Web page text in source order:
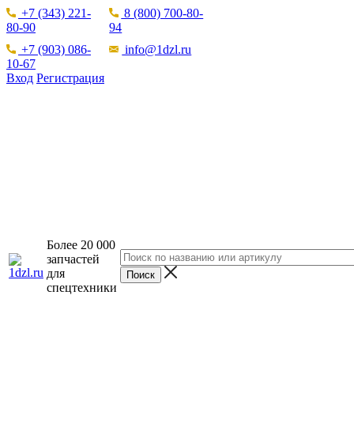
+7 (343) 221-
80-90
8 (800) 700-80-
94
+7 (903) 086-
10-67
info@1dzl.ru
Вход Регистрация
Более 20 000
запчастей
для
спецтехники